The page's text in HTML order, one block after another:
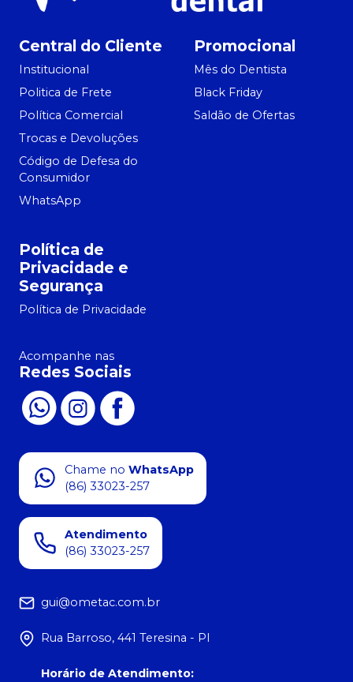
Central do Cliente
Institucional
Politica de Frete
Política Comercial
Trocas e Devoluções
Código de Defesa do
Consumidor
WhatsApp
Promocional
Mês do Dentista
Black Friday
Saldão de Ofertas
Política de
Privacidade e
Segurança
Política de Privacidade
Acompanhe nas
Redes Sociais
Chame no WhatsApp
(86) 33023-257
Atendimento
(86) 33023-257
gui@ometac.com.br
Rua Barroso, 441 Teresina - PI
Horário de Atendimento: